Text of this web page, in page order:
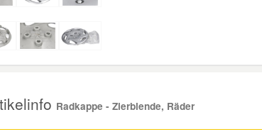
Radkappe - Zierblende, Räder